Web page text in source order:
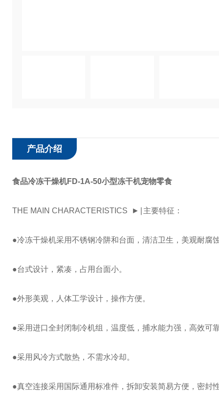
产品介绍
食品冷冻干燥机FD-1A-50小型冻干机宠物零食
THE MAIN CHARACTERISTICS ►∣主要特征：
●冷冻干燥机采用不锈钢冷阱和台面，清洁卫生，美观耐腐
●台式设计，紧凑，占用台面小。
●外形美观，人体工学设计，操作方便。
●采用进口全封闭制冷机组，温度低，捕水能力强，高效可
●采用风冷方式散热，不需水冷却。
●真空连接采用国际通用标准件，拆卸安装简易方便，密封